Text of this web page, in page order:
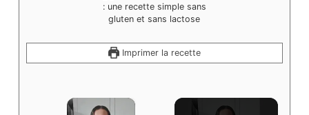
Imprimer la recette
×